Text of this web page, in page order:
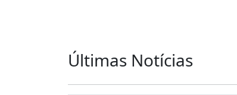
Últimas Notícias